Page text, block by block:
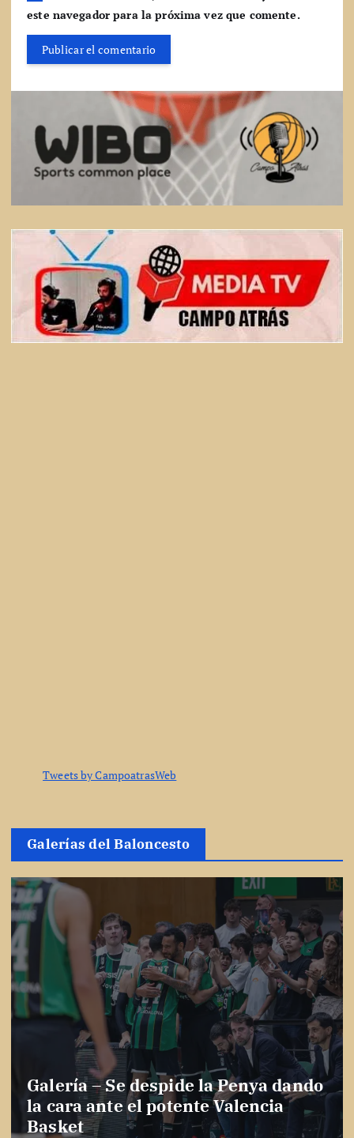
este navegador para la próxima vez que comente.
Tweets by CampoatrasWeb
Galerías del Baloncesto
Galería – Se despide la Penya dando
la cara ante el potente Valencia
Basket